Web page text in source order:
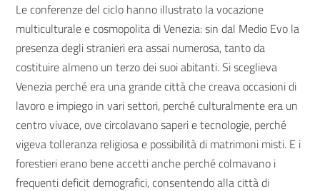
Le conferenze del ciclo hanno illustrato la vocazione
multiculturale e cosmopolita di Venezia: sin dal Medio Evo la
presenza degli stranieri era assai numerosa, tanto da
costituire almeno un terzo dei suoi abitanti. Si sceglieva
Venezia perché era una grande città che creava occasioni di
lavoro e impiego in vari settori, perché culturalmente era un
centro vivace, ove circolavano saperi e tecnologie, perché
vigeva tolleranza religiosa e possibilità di matrimoni misti. E i
forestieri erano bene accetti anche perché colmavano i
frequenti deficit demografici, consentendo alla città di